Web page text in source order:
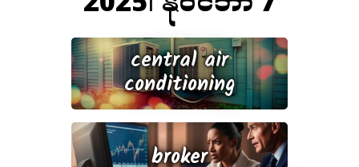
central air
conditioning
broker